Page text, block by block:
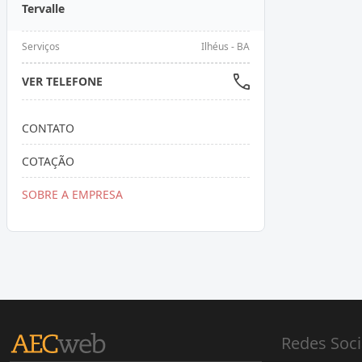
Tervalle
Serviços Ilhéus - BA
VER TELEFONE
CONTATO
COTAÇÃO
SOBRE A EMPRESA
Redes